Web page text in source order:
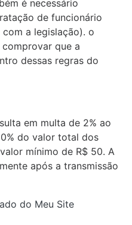
é necessário
de funcionário
a legislação). o
que a
dessas regras do
em multa de 2% ao
do valor total dos
mínimo de R$ 50. A
após a transmissão
do Meu Site